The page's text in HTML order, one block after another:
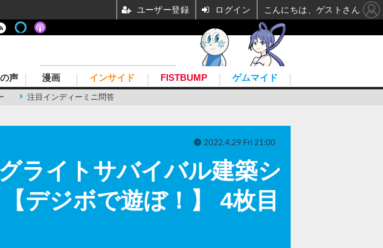
注目インディーミニ問答
声 漫画 インサイド FISTBUMP ゲムマイド
ライトサバイバル建築シ
デジボで遊ぼ！】 4枚目
2022.4.29 Fri 21:00
ユーザー登録 ログイン こんにちは、ゲストさん